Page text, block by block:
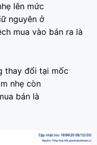
lên mức
nguyên ở
mua vào bán ra là
thay đổi tại mốc
nhẹ còn
bán là